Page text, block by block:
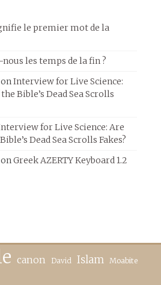
le premier mot de la
les temps de la fin ?
onInterview for Live Science:
Bible’s Dead Sea Scrolls
for Live Science: Are
Dead Sea Scrolls Fakes?
onGreek AZERTY Keyboard 1.2
canon David Islam Moabite